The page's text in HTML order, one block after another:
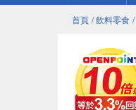
首頁 / 飲料零食